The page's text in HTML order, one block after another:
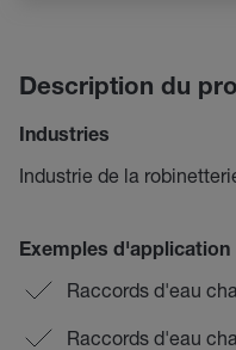
Description du
Industries
Industrie de la
Exemples d'application
Raccords d'eau
Raccords d'eau